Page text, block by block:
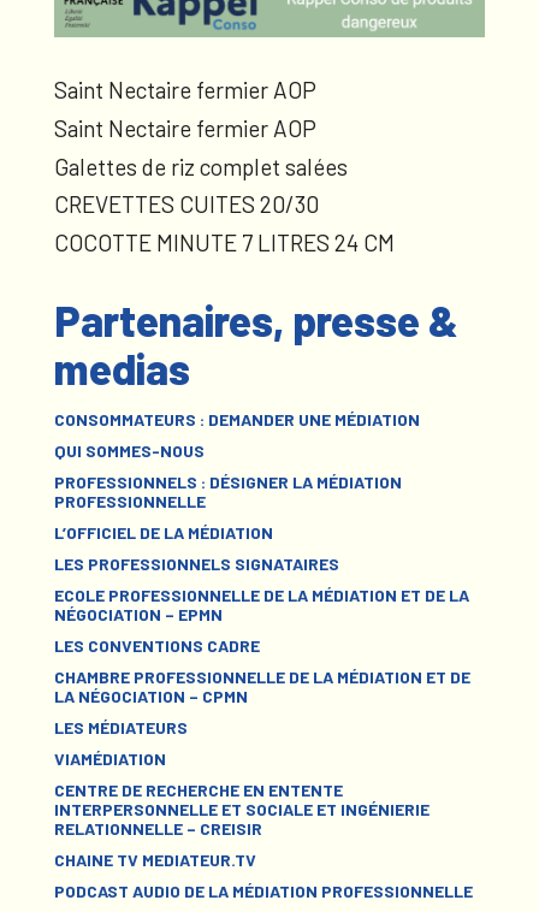
Saint Nectaire fermier AOP
Saint Nectaire fermier AOP
Galettes de riz complet salées
CREVETTES CUITES 20/30
COCOTTE MINUTE 7 LITRES 24 CM
Partenaires, presse &
medias
CONSOMMATEURS : DEMANDER UNE MÉDIATION
QUI SOMMES-NOUS
PROFESSIONNELS : DÉSIGNER LA MÉDIATION
PROFESSIONNELLE
L’OFFICIEL DE LA MÉDIATION
LES PROFESSIONNELS SIGNATAIRES
ECOLE PROFESSIONNELLE DE LA MÉDIATION ET DE LA
NÉGOCIATION – EPMN
LES CONVENTIONS CADRE
CHAMBRE PROFESSIONNELLE DE LA MÉDIATION ET DE
LA NÉGOCIATION – CPMN
LES MÉDIATEURS
VIAMÉDIATION
CENTRE DE RECHERCHE EN ENTENTE
INTERPERSONNELLE ET SOCIALE ET INGÉNIERIE
RELATIONNELLE – CREISIR
CHAINE TV MEDIATEUR.TV
PODCAST AUDIO DE LA MÉDIATION PROFESSIONNELLE